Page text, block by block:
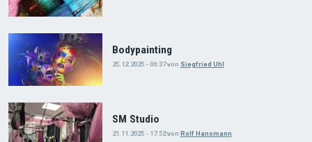
Bodypainting
25.12.2025 - 06:37 von Siegfried Uhl
SM Studio
21.11.2025 - 17:52 von Rolf Hansmann